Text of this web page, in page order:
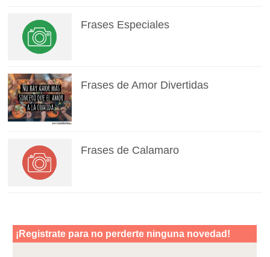
Frases Especiales
Frases de Amor Divertidas
Frases de Calamaro